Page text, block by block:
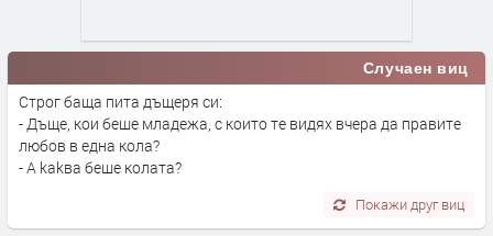
Случаен виц
Строг баща пита дъщеря си:
- Дъще, кои беше младежа, с които те видях вчера да правите
любов в една кола?
- A kakва беше колата?
Покажи друг виц